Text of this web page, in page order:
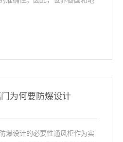
为何要防爆设计
爆设计的必要性通风柜作为实